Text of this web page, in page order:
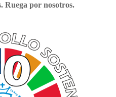
Ruega por nosotros.